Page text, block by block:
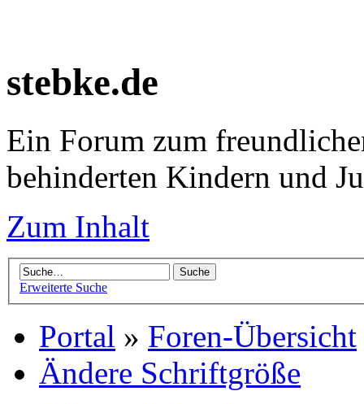
stebke.de
Ein Forum zum
behinderten Kindern und
Zum Inhalt
Erweiterte Suche
Portal » Foren-Übersicht
Ändere Schriftgröße